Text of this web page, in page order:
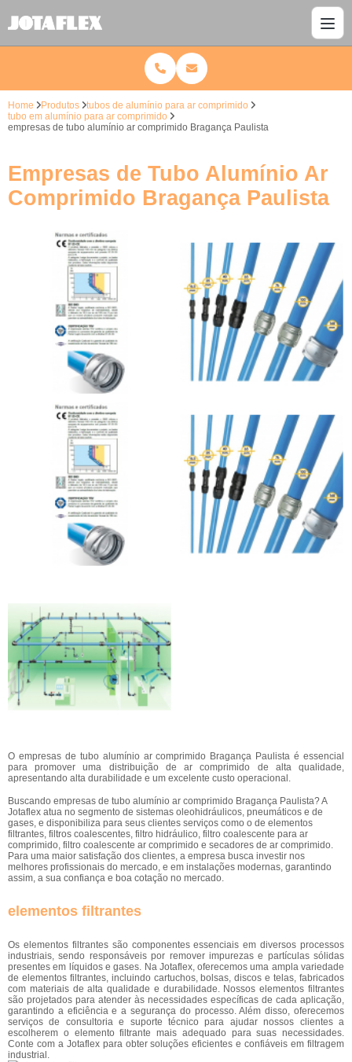
Home Produtos
tubos de alumínio para ar comprimido
tubo em alumínio para ar comprimido
empresas de tubo alumínio ar comprimido Bragança Paulista
Empresas de Tubo Alumínio Ar
Comprimido Bragança Paulista
O empresas de tubo alumínio ar comprimido Bragança Paulista é essencial
para promover uma distribuição de ar comprimido de alta qualidade,
apresentando alta durabilidade e um excelente custo operacional.
Buscando empresas de tubo alumínio ar comprimido Bragança Paulista? A
Jotaflex atua no segmento de sistemas oleohidráulicos, pneumáticos e de
gases, e disponibiliza para seus clientes serviços como o de elementos
filtrantes, filtros coalescentes, filtro hidráulico, filtro coalescente para ar
comprimido, filtro coalescente ar comprimido e secadores de ar comprimido.
Para uma maior satisfação dos clientes, a empresa busca investir nos
melhores profissionais do mercado, e em instalações modernas, garantindo
assim, a sua confiança e boa cotação no mercado.
elementos filtrantes
Os elementos filtrantes são componentes essenciais em diversos processos
industriais, sendo responsáveis por remover impurezas e partículas sólidas
presentes em líquidos e gases. Na Jotaflex, oferecemos uma ampla variedade
de elementos filtrantes, incluindo cartuchos, bolsas, discos e telas, fabricados
com materiais de alta qualidade e durabilidade. Nossos elementos filtrantes
são projetados para atender às necessidades específicas de cada aplicação,
garantindo a eficiência e a segurança do processo. Além disso, oferecemos
serviços de consultoria e suporte técnico para ajudar nossos clientes a
escolherem o elemento filtrante mais adequado para suas necessidades.
Conte com a Jotaflex para obter soluções eficientes e confiáveis em filtragem
industrial.